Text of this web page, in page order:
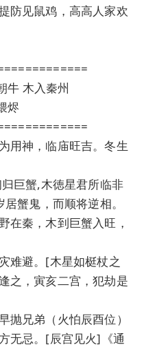
防见鼠鸡，高高人家欢
牛 木入秦州
烬
用神，临庙旺吉。冬生
巨蟹,木徳星君所临非
蟹鬼，而顺将逆相。
在秦，木到巨蟹入旺，
难避。[木星如梃杖之
之，寅亥二宫，犯劫是
抛兄弟（火怕辰酉位）
无忌。[辰宫见火]《通